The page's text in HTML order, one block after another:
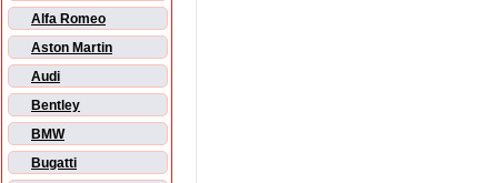
Alfa Romeo
Aston Martin
Audi
Bentley
BMW
Bugatti